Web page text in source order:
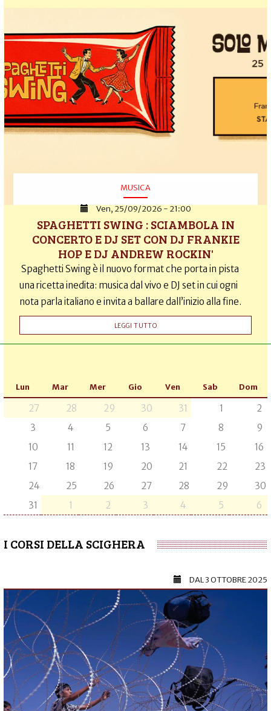
MUSICA
Ven, 25/09/2026 - 21:00
SPAGHETTI SWING : SCIAMBOLA IN
CONCERTO E DJ SET CON DJ FRANKIE
HOP E DJ ANDREW ROCKIN'
Spaghetti Swing è il nuovo format che porta in pista
una ricetta inedita: musica dal vivo e DJ set in cui ogni
nota parla italiano e invita a ballare dall’inizio alla fine.
LEGGI TUTTO
Lun Mar Mer Gio Ven Sab Dom
27 28 29 30 31 1
2
3
4 5 6 7 8
9
10
11 12 13 14 15
16
17
18 19 20 21 22
23
24
25 26 27 28 29
30
31
1 2 3 4 5 6
I CORSI DELLA SCIGHERA
DAL3 OTTOBRE 2025